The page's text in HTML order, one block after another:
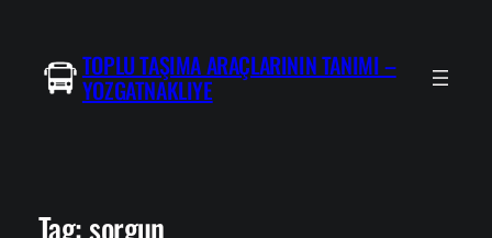
TOPLU TAŞIMA ARAÇLARININ TANIMI –
YOZGATNAKLIYE
Tag:sorgun